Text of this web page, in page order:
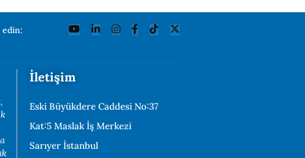
İletişim
Eski Büyükdere Caddesi No:37
Kat:5 Maslak İş Merkezi
Sarıyer İstanbul